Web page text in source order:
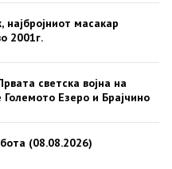
најбројниот масакар
2001г.
светска војна на
Големото Езеро и Брајчино
(08.08.2026)